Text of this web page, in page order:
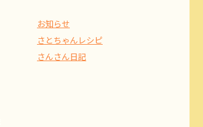
お知らせ
さとちゃんレシピ
さんさん日記